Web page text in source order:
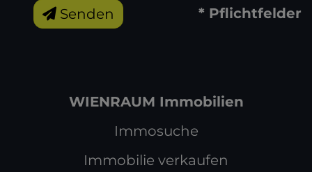
Senden * Pflichtfelder
WIENRAUM Immobilien
Immosuche
Immobilie verkaufen